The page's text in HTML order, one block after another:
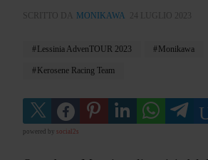
SCRITTO DA MONIKAWA 24 LUGLIO 2023
Lessinia AdvenTOUR 2023 Monikawa
Kerosene Racing Team
powered by social2s